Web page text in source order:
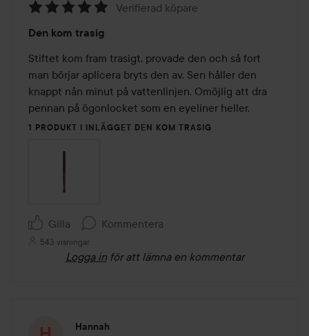
5
av
5
Verifierad köpare
Den kom trasig
Stiftet kom fram trasigt, provade den och så fort
man börjar aplicera bryts den av. Sen håller den
knappt nån minut på vattenlinjen. Omöjlig att dra
pennan på ögonlocket som en eyeliner heller.
1 PRODUKT I INLÄGGET DEN KOM TRASIG
Gilla Kommentera
543 visningar
Logga in för att lämna en kommentar
Hannah